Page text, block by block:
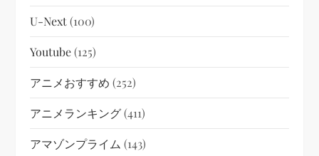
U-Next(100)
Youtube(125)
アニメおすすめ (252)
アニメランキング(411)
アマゾンプライム (143)